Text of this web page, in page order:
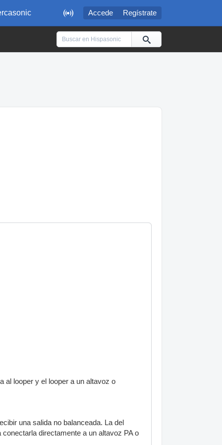
 Accede Regístrate
al looper y el looper a un altavoz o
una salida no balanceada. La del
directamente a un altavoz PA o